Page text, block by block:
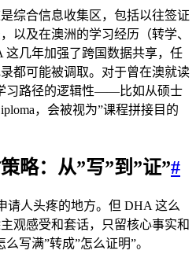
综合信息收集区，包括以往签证
以及在澳洲的学习经历（转学、
这几年加强了跨国数据共享，任
都可能被调取。对于曾在澳就读
习路径的逻辑性——比如从硕士
，会被视为”课程拼接目的
略：从”写”到”证”#
请人头疼的地方。但 DHA 这么
观感受和套话，只留核心事实和
写满”转成”怎么证明”。